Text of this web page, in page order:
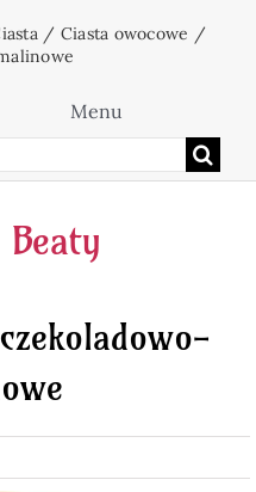
/ Ciasta owocowe /
Menu
Home
Ciasta
Desery